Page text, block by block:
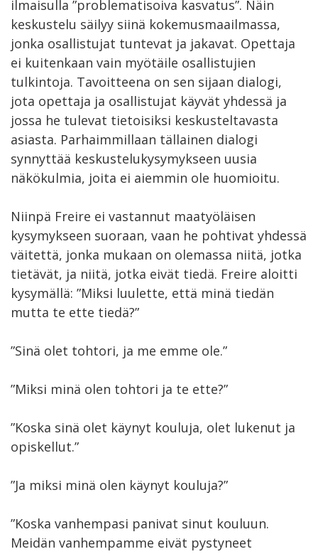
ilmaisulla ”problematisoiva kasvatus”. Näin
keskustelu säilyy siinä kokemusmaailmassa,
jonka osallistujat tuntevat ja jakavat. Opettaja
ei kuitenkaan vain myötäile osallistujien
tulkintoja. Tavoitteena on sen sijaan dialogi,
jota opettaja ja osallistujat käyvät yhdessä ja
jossa he tulevat tietoisiksi keskusteltavasta
asiasta. Parhaimmillaan tällainen dialogi
synnyttää keskustelukysymykseen uusia
näkökulmia, joita ei aiemmin ole huomioitu.
Niinpä Freire ei vastannut maatyöläisen
kysymykseen suoraan, vaan he pohtivat yhdessä
väitettä, jonka mukaan on olemassa niitä, jotka
tietävät, ja niitä, jotka eivät tiedä. Freire aloitti
kysymällä: ”Miksi luulette, että minä tiedän
mutta te ette tiedä?”
”Sinä olet tohtori, ja me emme ole.”
”Miksi minä olen tohtori ja te ette?”
”Koska sinä olet käynyt kouluja, olet lukenut ja
opiskellut.”
”Ja miksi minä olen käynyt kouluja?”
”Koska vanhempasi panivat sinut kouluun.
Meidän vanhempamme eivät pystyneet